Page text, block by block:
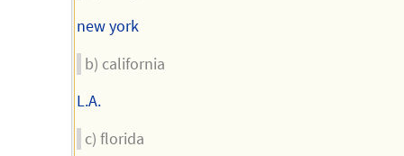
new york
b) california
L.A.
c) florida